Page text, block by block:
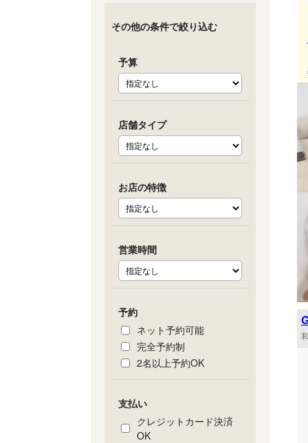
その他の条件で絞り込む
予算
店舗タイプ
お店の特徴
営業時間
予約
ネット予約可能
完全予約制
2名以上予約OK
支払い
クレジットカード決済
OK